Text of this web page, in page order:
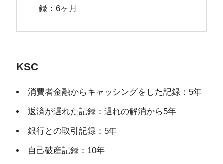
録：6ヶ月
KSC
消費者金融からキャッシングをした記録：5年
返済が遅れた記録：遅れの解消から5年
銀行との取引記録：5年
自己破産記録：10年